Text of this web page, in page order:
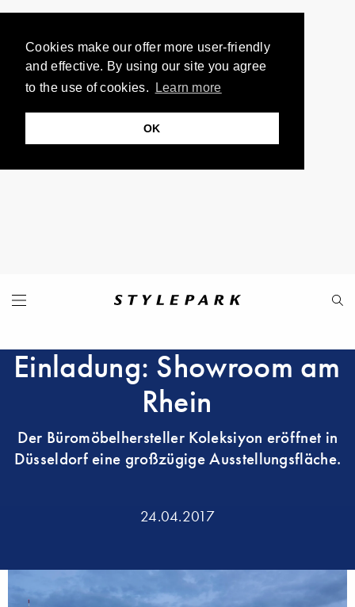
Cookies make our offer more user-friendly
and effective. By using our site you agree
to the use of cookies.
Learn more
OK
Einladung: Showroom am
Rhein
Der Büromöbelhersteller Koleksiyon eröffnet in
Düsseldorf eine großzügige Ausstellungsfläche.
24.04.2017